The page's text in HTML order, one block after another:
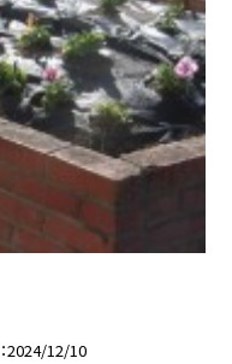
2024/12/10